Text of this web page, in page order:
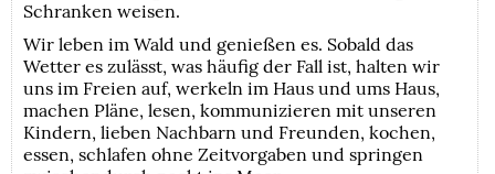
Schranken weisen.
Wir leben im Wald und genießen es. Sobald das
Wetter es zulässt, was häufig der Fall ist, halten wir
uns im Freien auf, werkeln im Haus und ums Haus,
machen Pläne, lesen, kommunizieren mit unseren
Kindern, lieben Nachbarn und Freunden, kochen,
essen, schlafen ohne Zeitvorgaben und springen